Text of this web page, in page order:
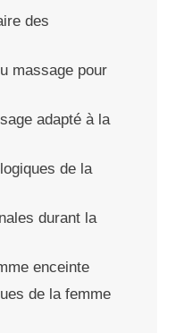
des
massage pour
adapté à la
de la
durant la
enceinte
de la femme